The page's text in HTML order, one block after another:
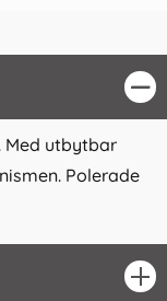
Med utbytbar
Polerade